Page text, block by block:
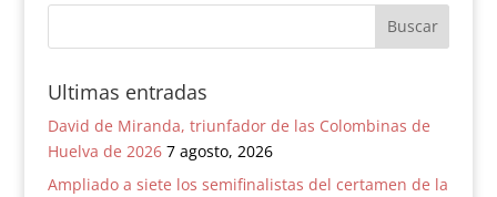
Ultimas entradas
David de Miranda, triunfador de las Colombinas de
Huelva de 2026 7 agosto, 2026
Ampliado a siete los semifinalistas del certamen de la